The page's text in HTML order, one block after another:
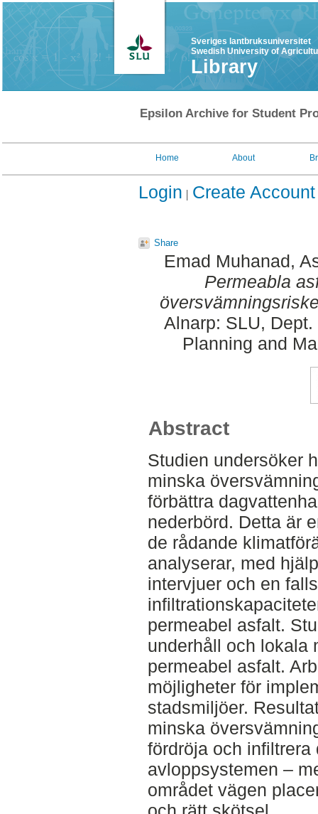
Sveriges lantbruksuniversitet
Swedish University of
Library
Epsilon Archive for Student
Home About
Login Create Account
Share
Emad Muhanad,
Permeabla
Alnarp: SLU,
Planning and
Abstract
Studien undersöker
minska
förbättra
nederbörd. Detta är
de rådande
analyserar, med
intervjuer och en
permeabel asfalt.
underhåll och lokala
permeabel asfalt.
möjligheter för
stadsmiljöer.
minska
fördröja och
avloppsystemen –
området vägen